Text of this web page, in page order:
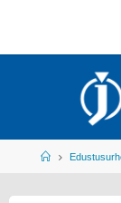
AN
Home